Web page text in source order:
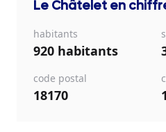
Le Châtelet en
habitants
920 habitants
code postal
18170